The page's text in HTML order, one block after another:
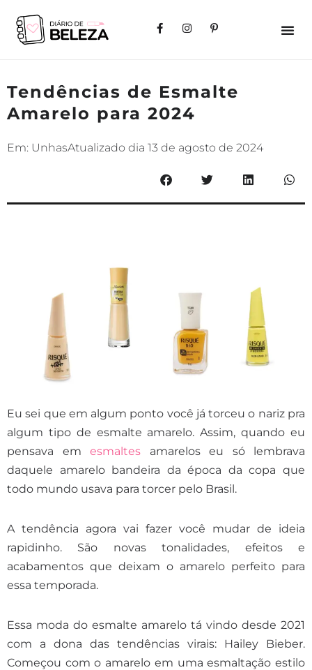
Tendências de Esmalte
Amarelo para 2024
Em: UnhasAtualizado dia 13 de agosto de 2024
Eu sei que em algum ponto você já torceu o nariz pra
algum tipo de esmalte amarelo. Assim, quando eu
pensava em esmaltes amarelos eu só lembrava
daquele amarelo bandeira da época da copa que
todo mundo usava para torcer pelo Brasil.
A tendência agora vai fazer você mudar de ideia
rapidinho. São novas tonalidades, efeitos e
acabamentos que deixam o amarelo perfeito para
essa temporada.
Essa moda do esmalte amarelo tá vindo desde 2021
com a dona das tendências virais: Hailey Bieber.
Começou com o amarelo em uma esmaltação estilo